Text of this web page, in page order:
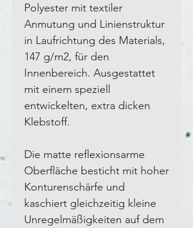
Polyester mit textiler
Anmutung und Linienstruktur
in Laufrichtung des Materials,
147 g/m2, für den
Innenbereich. Ausgestattet
mit einem speziell
entwickelten, extra dicken
Klebstoff.
Die matte reflexionsarme
Oberfläche besticht mit hoher
Konturenschärfe und
kaschiert gleichzeitig kleine
Unregelmäßigkeiten auf dem